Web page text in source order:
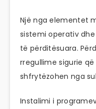
Një nga elementet
sistemi operativ
të përditësuara.
rregullime sigurie
shfrytëzohen nga
Instalimi i